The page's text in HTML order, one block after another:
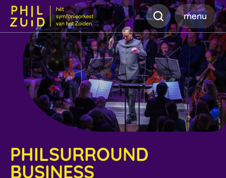
Zoeken
menu
PHILSURROUND
BUSINESS